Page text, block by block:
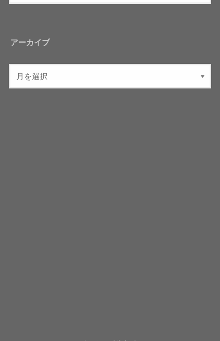
アーカイブ